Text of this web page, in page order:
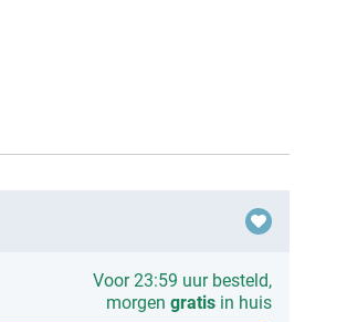
Voor 23:59 uur besteld,
morgen gratisin huis